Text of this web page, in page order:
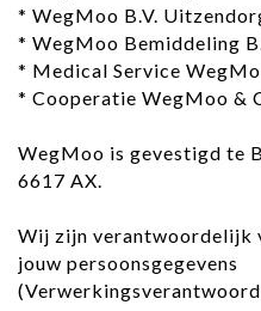
* WegMoo B.V.
* WegMoo Bemiddeling
* Medical Service
* Cooperatie WegMoo &
WegMoo is gevestigd te
6617 AX.
Wij zijn verantwoordelijk
jouw persoonsgegevens